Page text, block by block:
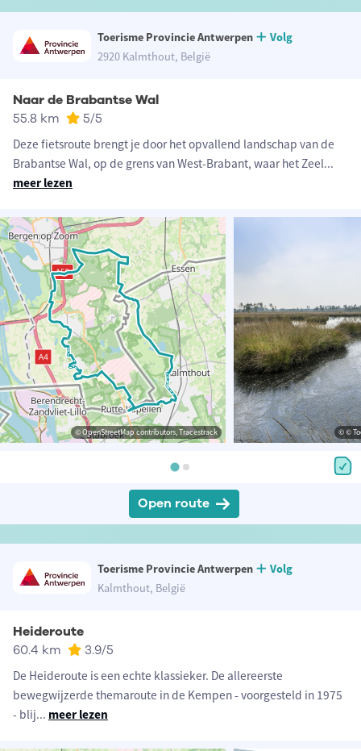
Toerisme Provincie Antwerpen
Volg
2920 Kalmthout, België
Naar de Brabantse Wal
55.8 km 5/5
Deze fietsroute brengt je door het opvallend landschap van de
Brabantse Wal, op de grens van West-Brabant, waar het Zeel...
meer lezen
© OpenStreetMap contributors, Tracestrack © ©
Open route
Toerisme Provincie Antwerpen
Volg
Kalmthout, België
Heideroute
60.4 km 3.9/5
De Heideroute is een echte klassieker. De allereerste
bewegwijzerde themaroute in de Kempen - voorgesteld in 1975
- blij... meer lezen